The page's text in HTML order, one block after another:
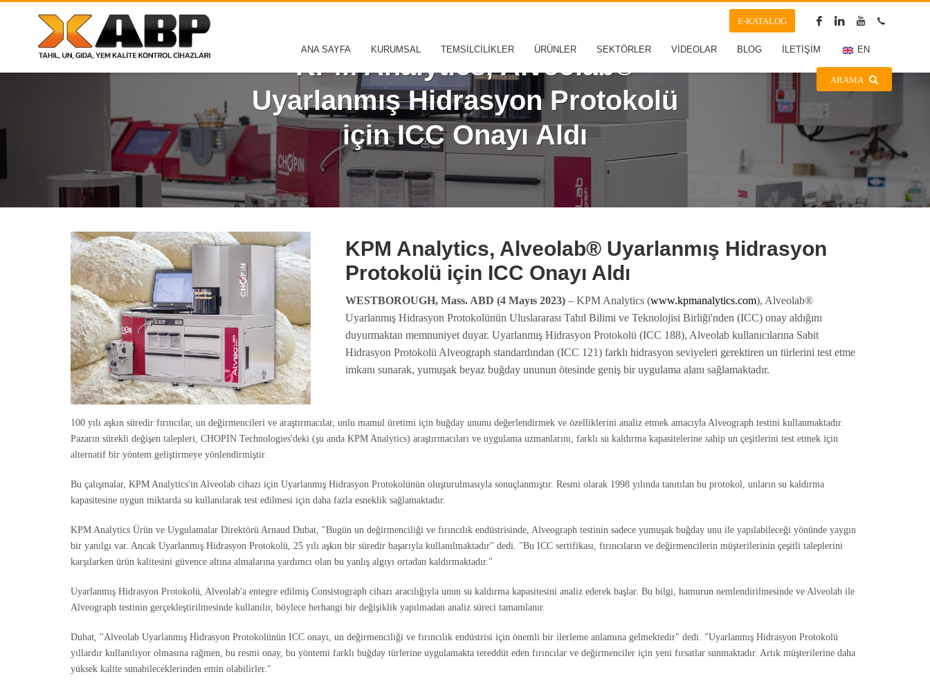
E-KATALOG
ANA SAYFA KURUMSAL TEMSİLCİLİKLER ÜRÜNLER SEKTÖRLER VİDEOLAR BLOG İLETİŞİM EN
ARAMA
KPM Analytics, Alveolab®
Uyarlanmış Hidrasyon Protokolü
için ICC Onayı Aldı
KPM Analytics, Alveolab® Uyarlanmış Hidrasyon
Protokolü için ICC Onayı Aldı
WESTBOROUGH, Mass. ABD (4 Mayıs 2023)– KPM Analytics (www.kpmanalytics.com), Alveolab®
Uyarlanmış Hidrasyon Protokolünün Uluslararası Tahıl Bilimi ve Teknolojisi Birliği'nden (ICC) onay aldığını
duyurmaktan memnuniyet duyar. Uyarlanmış Hidrasyon Protokolü (ICC 188), Alveolab kullanıcılarına Sabit
Hidrasyon Protokolü Alveograph standardından (ICC 121) farklı hidrasyon seviyeleri gerektiren un türlerini test etme
imkanı sunarak, yumuşak beyaz buğday ununun ötesinde geniş bir uygulama alanı sağlamaktadır.
100 yılı aşkın süredir fırıncılar, un değirmencileri ve araştırmacılar, unlu mamul üretimi için buğday ununu değerlendirmek ve özelliklerini analiz etmek amacıyla Alveograph testini kullanmaktadır.
Pazarın sürekli değişen talepleri, CHOPIN Technologies'deki (şu anda KPM Analytics) araştırmacıları ve uygulama uzmanlarını, farklı su kaldırma kapasitelerine sahip un çeşitlerini test etmek için
alternatif bir yöntem geliştirmeye yönlendirmiştir.
Bu çalışmalar, KPM Analytics'in Alveolab cihazı için Uyarlanmış Hidrasyon Protokolünün oluşturulmasıyla sonuçlanmıştır. Resmi olarak 1998 yılında tanıtılan bu protokol, unların su kaldırma
kapasitesine uygun miktarda su kullanılarak test edilmesi için daha fazla esneklik sağlamaktadır.
KPM Analytics Ürün ve Uygulamalar Direktörü Arnaud Dubat, "Bugün un değirmenciliği ve fırıncılık endüstrisinde, Alveograph testinin sadece yumuşak buğday unu ile yapılabileceği yönünde yaygın
bir yanılgı var. Ancak Uyarlanmış Hidrasyon Protokolü, 25 yılı aşkın bir süredir başarıyla kullanılmaktadır" dedi. "Bu ICC sertifikası, fırıncıların ve değirmencilerin müşterilerinin çeşitli taleplerini
karşılarken ürün kalitesini güvence altına almalarına yardımcı olan bu yanlış algıyı ortadan kaldırmaktadır."
Uyarlanmış Hidrasyon Protokolü, Alveolab'a entegre edilmiş Consistograph cihazı aracılığıyla unun su kaldırma kapasitesini analiz ederek başlar. Bu bilgi, hamurun nemlendirilmesinde ve Alveolab ile
Alveograph testinin gerçekleştirilmesinde kullanılır, böylece herhangi bir değişiklik yapılmadan analiz süreci tamamlanır.
Dubat, "Alveolab Uyarlanmış Hidrasyon Protokolünün ICC onayı, un değirmenciliği ve fırıncılık endüstrisi için önemli bir ilerleme anlamına gelmektedir" dedi. "Uyarlanmış Hidrasyon Protokolü
yıllardır kullanılıyor olmasına rağmen, bu resmi onay, bu yöntemi farklı buğday türlerine uygulamakta tereddüt eden fırıncılar ve değirmenciler için yeni fırsatlar sunmaktadır. Artık müşterilerine daha
yüksek kalite sunabileceklerinden emin olabilirler."